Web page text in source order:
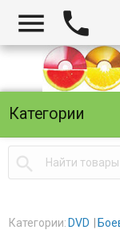
 
Категории

Категории: DVD